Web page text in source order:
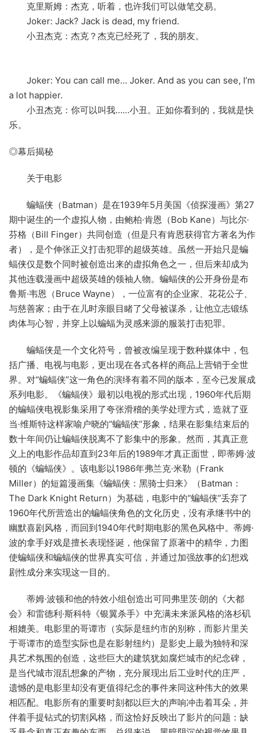
克里斯姆：杰克，听着，也许我们可以做笔交易。
Joker: Jack? Jack is dead, my friend.
小丑杰克：杰克？杰克已经死了，我的朋友。
Joker: You can call me… Joker. And as you can see, I’m
a lot happier.
小丑杰克：你可以叫我……小丑。正如你看到的，我就是快
乐。
◎幕后揭秘
关于电影
蝙蝠侠（Batman）是在1939年5月美国《侦探漫画》第27
期中诞生的一个虚拟人物，由鲍柏·肯恩（Bob Kane）与比尔·
芬格（Bill Finger）共同创造（但是只有肯恩获得官方著名为作
者），是个伸张正义打击犯罪的超级英雄。虽然一开始只是蝙
蝠侠仅是数个同时被创造出来的虚拟角色之一，但后来却成为
其他连载漫画中超级英雄的领袖人物。蝙蝠侠的公开身份是布
鲁斯·韦恩（Bruce Wayne），一位富有的企业家、花花公子、
与慈善家；由于在儿时亲眼目睹了父母被谋杀，让他立志锻练
肉体与心智，并穿上以蝙蝠为灵感来源的服装打击犯罪。
蝙蝠侠是一个文化符号，曾被改编呈现于数种媒体中，包
括广播、电视与电影，更出现在各式各样的商品上营销于全世
界。对“蝙蝠侠”这一角色的演绎有着不同的版本，至今已发展成
系列电影。《蝙蝠侠》最初以电视的形式出现，1960年代后期
的蝙蝠侠电视影集采用了夸张滑稽的美学处理方式，造就了亚
当·维斯特这样家喻户晓的“蝙蝠侠”形象，结果在影集结束后的
数十年间仍让蝙蝠侠脱离不了影集中的形象。然而，其真正意
义上的电影作品却直到23年后的1989年才真正面世，即蒂姆·波
顿的《蝙蝠侠》。该电影以1986年弗兰克·米勒（Frank
Miller）的短篇漫画集《蝙蝠侠：黑骑士归来》（Batman：
The Dark Knight Return）为基础，电影中的“蝙蝠侠”丢弃了
1960年代所营造出的蝙蝠侠角色的文化历史，没有承继书中的
幽默喜剧风格，而回到1940年代时期电影的黑色风格中。蒂姆·
波的拿手好戏是擅长表现怪诞，他保留了原著中的精华，力图
使蝙蝠侠和蝙蝠侠的世界真实可信，并通过加强故事的幻想戏
剧性成分来实现这一目的。
蒂姆·波顿和他的特效小组创造出可同弗里茨·朗的《大都
会》和雷德利·斯科特《银翼杀手》中充满未来派风格的洛杉矶
相媲美。电影里的哥谭市（实际是纽约市的别称，而影片里关
于哥谭市的造型实际也是在影射纽约）是影史上最为独特和深
具艺术氛围的创造，这些巨大的建筑犹如腐烂城市的纪念碑，
是当代城市混乱想象的产物，充分展现出后工业时代的庄严，
遗憾的是电影里却没有更值得纪念的事件来同这种伟大的效果
相匹配。电影所有的重要时刻都以巨大的声响冲击着耳朵，并
伴着手提钻式的切割风格，而这恰好反映出了影片的问题：缺